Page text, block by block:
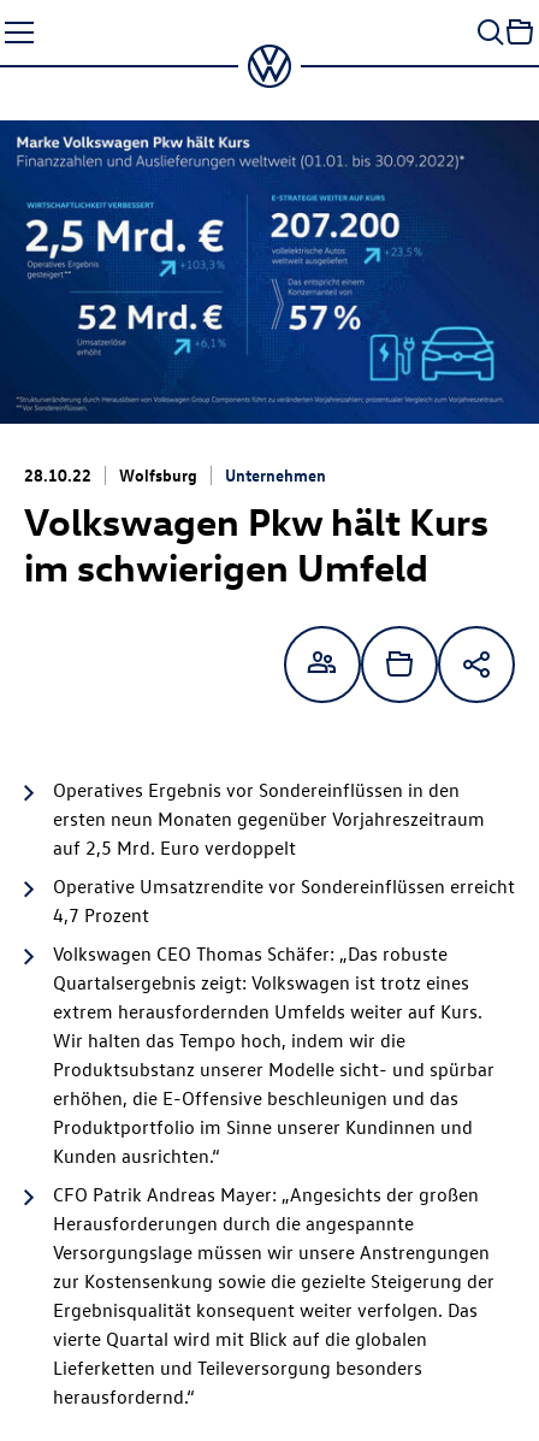
Seiteninhalt
springen
28.10.22 Wolfsburg Unternehmen
Volkswagen Pkw hält Kurs
im schwierigen Umfeld
Operatives Ergebnis vor Sondereinflüssen in den
ersten neun Monaten gegenüber Vorjahreszeitraum
auf 2,5 Mrd. Euro verdoppelt
Operative Umsatzrendite vor Sondereinflüssen erreicht
4,7 Prozent
Volkswagen CEO Thomas Schäfer: „Das robuste
Quartalsergebnis zeigt: Volkswagen ist trotz eines
extrem herausfordernden Umfelds weiter auf Kurs.
Wir halten das Tempo hoch, indem wir die
Produktsubstanz unserer Modelle sicht- und spürbar
erhöhen, die E-Offensive beschleunigen und das
Produktportfolio im Sinne unserer Kundinnen und
Kunden ausrichten.“
CFO Patrik Andreas Mayer: „Angesichts der großen
Herausforderungen durch die angespannte
Versorgungslage müssen wir unsere Anstrengungen
zur Kostensenkung sowie die gezielte Steigerung der
Ergebnisqualität konsequent weiter verfolgen. Das
vierte Quartal wird mit Blick auf die globalen
Lieferketten und Teileversorgung besonders
herausfordernd.“